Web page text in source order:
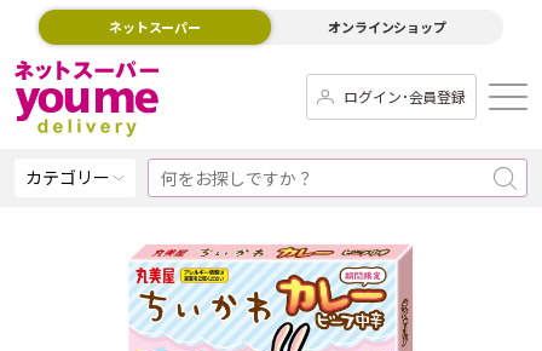
ネットスーパー オンラインショップ
ログイン･会員登録
カテゴリー